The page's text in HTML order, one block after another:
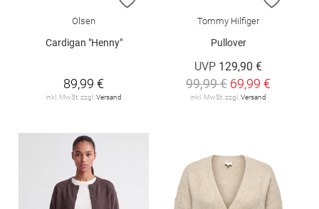
Olsen
Cardigan "Henny"
89,99 €
inkl. MwSt. zzgl. Versand
Tommy Hilfiger
Pullover
UVP 129,90 €
99,99 € 69,99 €
inkl. MwSt. zzgl. Versand